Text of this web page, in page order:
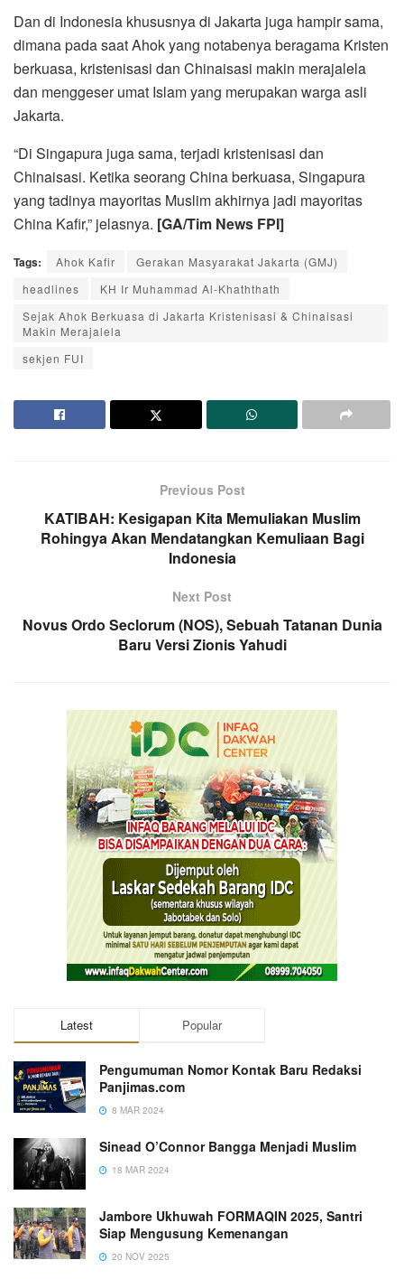
Dan di Indonesia khususnya di Jakarta juga hampir sama,
dimana pada saat Ahok yang notabenya beragama Kristen
berkuasa, kristenisasi dan Chinaisasi makin merajalela
dan menggeser umat Islam yang merupakan warga asli
Jakarta.
“Di Singapura juga sama, terjadi kristenisasi dan
Chinaisasi. Ketika seorang China berkuasa, Singapura
yang tadinya mayoritas Muslim akhirnya jadi mayoritas
China Kafir,” jelasnya. [GA/Tim News FPI]
Tags: Ahok Kafir
Gerakan Masyarakat Jakarta (GMJ)
headlines
KH Ir Muhammad Al-Khaththath
Sejak Ahok Berkuasa di Jakarta Kristenisasi & Chinaisasi
Makin Merajalela
sekjen FUI
Previous Post
KATIBAH: Kesigapan Kita Memuliakan Muslim
Rohingya Akan Mendatangkan Kemuliaan Bagi
Indonesia
Next Post
Novus Ordo Seclorum (NOS), Sebuah Tatanan Dunia
Baru Versi Zionis Yahudi
Latest Popular
Pengumuman Nomor Kontak Baru Redaksi
Panjimas.com
8 MAR 2024
Sinead O’Connor Bangga Menjadi Muslim
18 MAR 2024
Jambore Ukhuwah FORMAQIN 2025, Santri
Siap Mengusung Kemenangan
20 NOV 2025